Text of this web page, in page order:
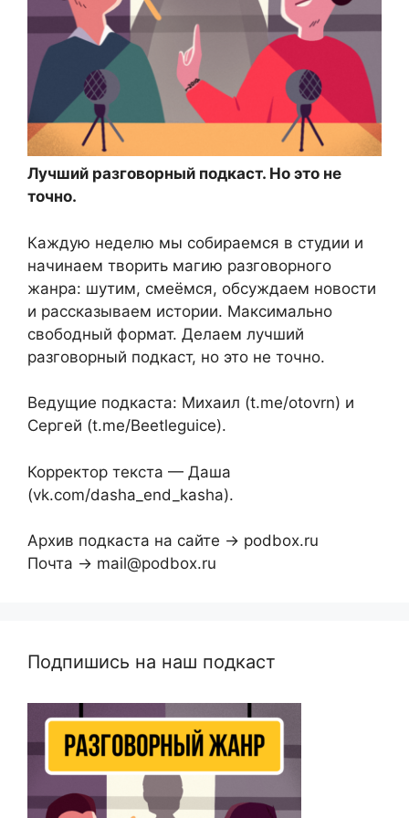
Лучший разговорный подкаст. Но это не
точно.
Каждую неделю мы собираемся в студии и
начинаем творить магию разговорного
жанра: шутим, смеёмся, обсуждаем новости
и рассказываем истории. Максимально
свободный формат. Делаем лучший
разговорный подкаст, но это не точно.
Ведущие подкаста: Михаил (t.me/otovrn) и
Сергей (t.me/Beetleguice).
Корректор текста — Даша
(vk.com/dasha_end_kasha).
Архив подкаста на сайте → podbox.ru
Почта → mail@podbox.ru
Подпишись на наш подкаст